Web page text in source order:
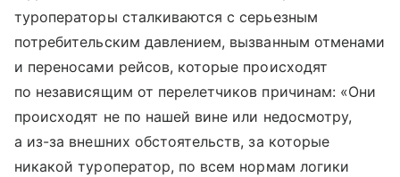
туроператоры сталкиваются с серьезным
потребительским давлением, вызванным отменами
и переносами рейсов, которые происходят
по независящим от перелетчиков причинам: «Они
происходят не по нашей вине или недосмотру,
а из-за внешних обстоятельств, за которые
никакой туроператор, по всем нормам логики